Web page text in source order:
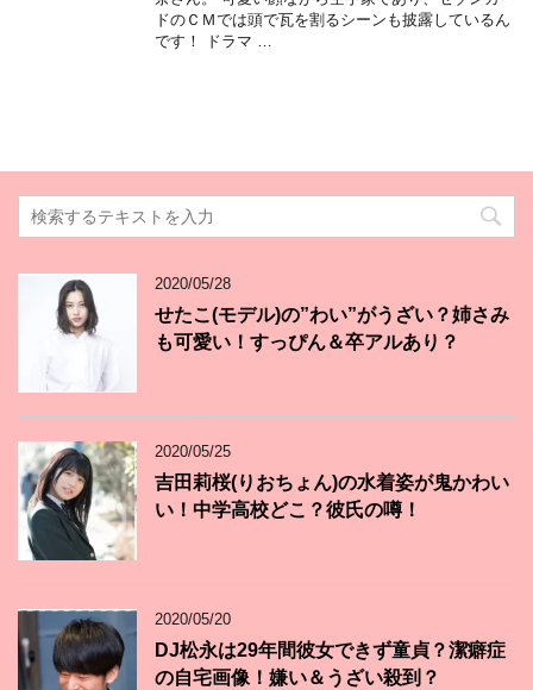
ドのＣＭでは頭で瓦を割るシーンも披露しているん
です！ ドラマ …
2020/05/28
せたこ(モデル)の”わい”がうざい？姉さみ
も可愛い！すっぴん＆卒アルあり？
2020/05/25
吉田莉桜(りおちょん)の水着姿が鬼かわい
い！中学高校どこ？彼氏の噂！
2020/05/20
DJ松永は29年間彼女できず童貞？潔癖症
の自宅画像！嫌い＆うざい殺到？